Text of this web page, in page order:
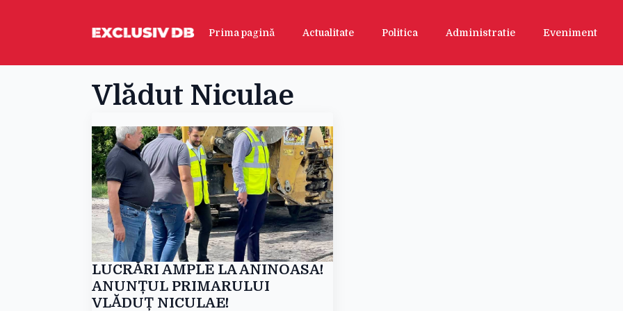
Prima pagină Actualitate Politica Administratie Eveniment
Vlădut Niculae
LUCRĂRI AMPLE LA ANINOASA!
ANUNȚUL PRIMARULUI
VLĂDUȚ NICULAE!